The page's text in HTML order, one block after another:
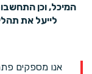
המיכל, וכן
לייעל את
אנו מספקים